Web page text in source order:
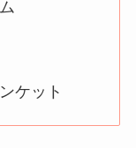
ケット